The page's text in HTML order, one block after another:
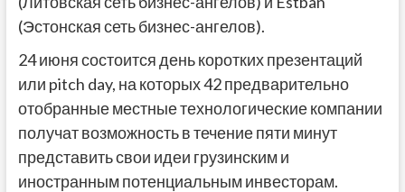
(Эстонская сеть бизнес-ангелов).
24 июня состоится день коротких презентаций
или pitch day, на которых 42 предварительно
отобранные местные технологические компании
получат возможность в течение пяти минут
представить свои идеи грузинским и
иностранным потенциальным инвесторам.